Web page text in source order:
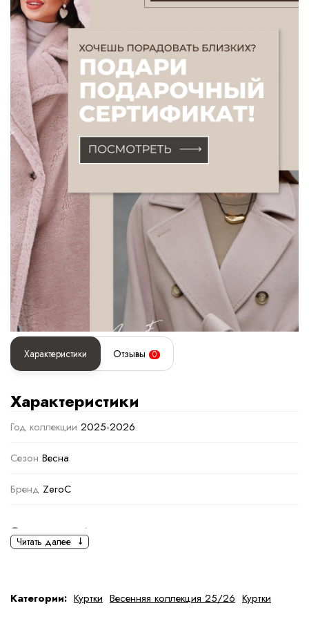
Характеристики Отзывы 0
Характеристики
Год коллекции 2025-2026
Сезон Весна
Бренд ZeroC
Основная информация
Ткань Полиэстер
Читать далее
Категории: Куртки Весенняя коллекция 25/26 Куртки